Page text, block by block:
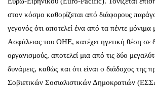
στον κόσμο καθορίζεται από διάφορους
γεγονός ότι αποτελεί ένα από τα πέντε
Ασφάλειας του ΟΗΕ, κατέχει ηγετική θέση σε
οργανισμούς, αποτελεί μια από τις δύο
δυνάμεις, καθώς και ότι είναι ο διάδοχος της
Σοβιετικών Σοσιαλιστικών Δημοκρατιών